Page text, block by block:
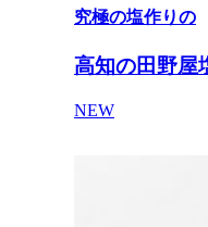
究極の塩作りの
高知の田野屋
NEW